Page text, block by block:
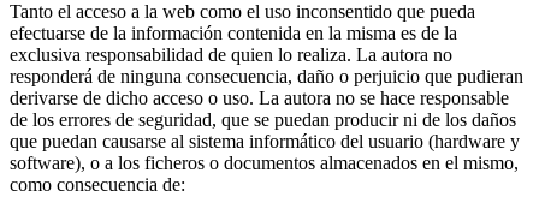
Tanto el acceso a la web como el uso inconsentido que pueda
efectuarse de la información contenida en la misma es de la
exclusiva responsabilidad de quien lo realiza. La autora no
responderá de ninguna consecuencia, daño o perjuicio que pudieran
derivarse de dicho acceso o uso. La autora no se hace responsable
de los errores de seguridad, que se puedan producir ni de los daños
que puedan causarse al sistema informático del usuario (hardware y
software), o a los ficheros o documentos almacenados en el mismo,
como consecuencia de: